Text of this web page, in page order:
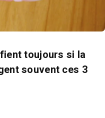
toujours si la
souvent ces 3